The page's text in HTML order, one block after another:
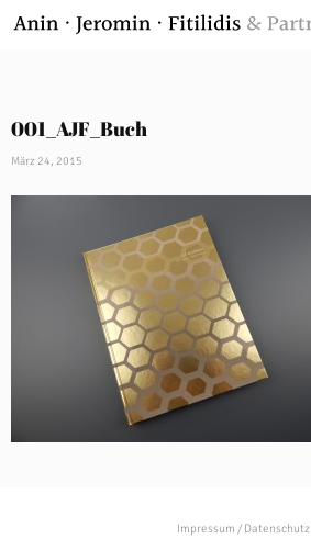
001_AJF_Buch
März 24, 2015
Impressum / Datenschutz